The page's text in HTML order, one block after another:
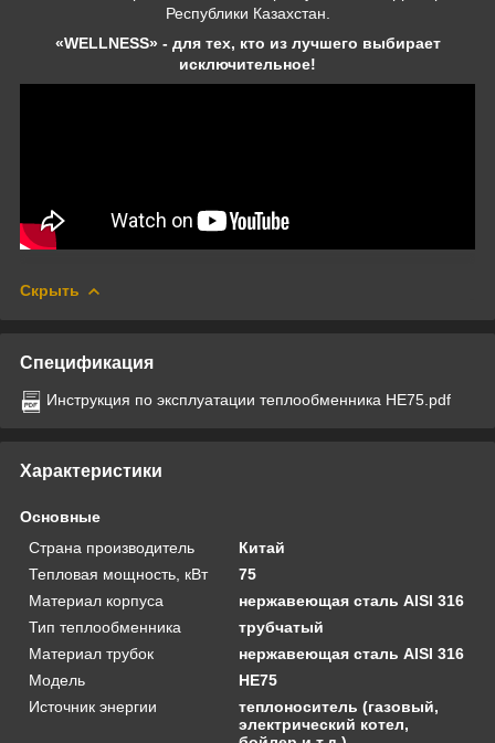
Республики Казахстан.
«WELLNESS» - для тех, кто из лучшего выбирает
исключительное!
Скрыть
Спецификация
Инструкция по эксплуатации теплообменника HE75.pdf
Характеристики
Основные
Страна производитель
Китай
Тепловая мощность, кВт
75
Материал корпуса
нержавеющая сталь AISI 316
Тип теплообменника
трубчатый
Материал трубок
нержавеющая сталь AISI 316
Модель
HE75
Источник энергии
теплоноситель (газовый,
электрический котел,